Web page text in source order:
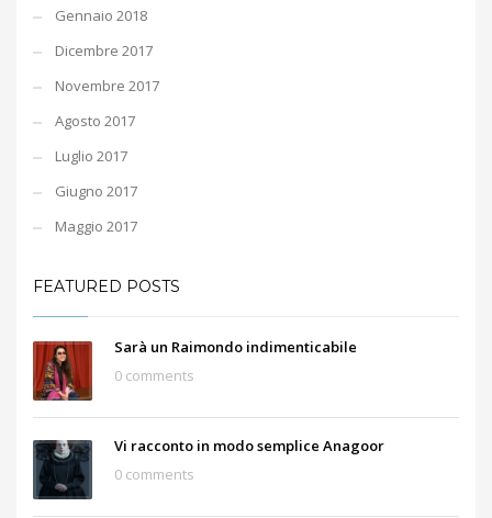
Gennaio 2018
Dicembre 2017
Novembre 2017
Agosto 2017
Luglio 2017
Giugno 2017
Maggio 2017
FEATURED POSTS
Sarà un Raimondo indimenticabile
0 comments
Vi racconto in modo semplice Anagoor
0 comments